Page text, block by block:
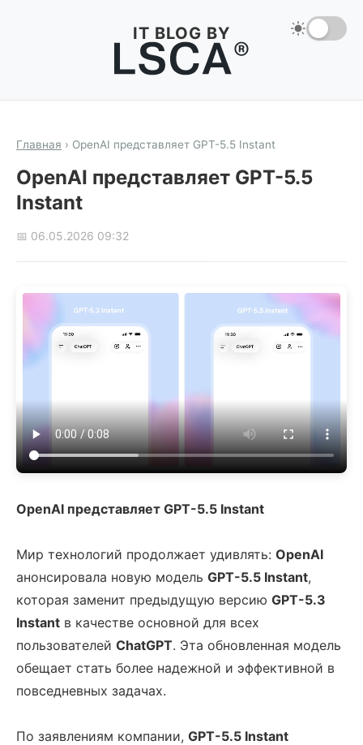
IT BLOG BY
Главная › OpenAI представляет GPT-5.5 Instant
OpenAI представляет GPT-5.5
Instant
📅 06.05.2026 09:32
OpenAI представляет GPT-5.5 Instant
Мир технологий продолжает удивлять: OpenAI
анонсировала новую модель GPT-5.5 Instant,
которая заменит предыдущую версию GPT-5.3
Instant в качестве основной для всех
пользователей ChatGPT. Эта обновленная модель
обещает стать более надежной и эффективной в
повседневных задачах.
По заявлениям компании, GPT-5.5 Instant